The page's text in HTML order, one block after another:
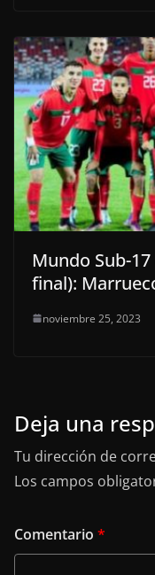
Mundo Sub-
final):
noviembre 25, 2023
Deja una
Tu dirección de
Los campos
Comentario *